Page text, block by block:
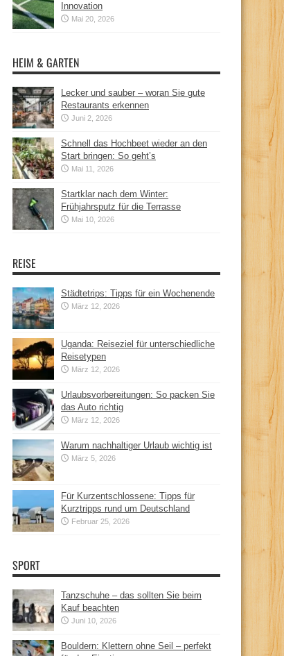
Innovation
Mai 20, 2026
HEIM & GARTEN
Lecker und sauber – woran Sie gute
Restaurants erkennen
Juni 2, 2026
Schnell das Hochbeet wieder an den
Start bringen: So geht’s
Mai 11, 2026
Startklar nach dem Winter:
Frühjahrsputz für die Terrasse
Mai 10, 2026
REISE
Städtetrips: Tipps für ein Wochenende
März 12, 2026
Uganda: Reiseziel für unterschiedliche
Reisetypen
März 12, 2026
Urlaubsvorbereitungen: So packen Sie
das Auto richtig
März 12, 2026
Warum nachhaltiger Urlaub wichtig ist
März 5, 2026
Für Kurzentschlossene: Tipps für
Kurztripps rund um Deutschland
Februar 25, 2026
SPORT
Tanzschuhe – das sollten Sie beim
Kauf beachten
Juni 10, 2026
Bouldern: Klettern ohne Seil – perfekt